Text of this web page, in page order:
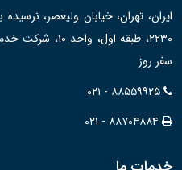
ایران، تهران، خیابان ولیعصر،
۲۲۳۰، طبقه
سفر روز
۰۲۱ - ۸۸۵۵۹۹۲۵
۰۲۱ - ۸۸۷۰۴۸۸۴